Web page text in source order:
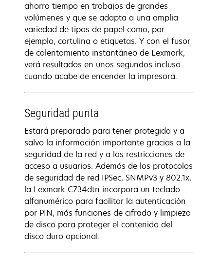
ahorra tiempo en trabajos de grandes
volúmenes y que se adapta a una amplia
variedad de tipos de papel como, por
ejemplo, cartulina o etiquetas. Y con el fusor
de calentamiento instantáneo de Lexmark,
verá resultados en unos segundos incluso
cuando acabe de encender la impresora.
Seguridad punta
Estará preparado para tener protegida y a
salvo la información importante gracias a la
seguridad de la red y a las restricciones de
acceso a usuarios. Además de los protocolos
de seguridad de red IPSec, SNMPv3 y 802.1x,
la Lexmark C734dtn incorpora un teclado
alfanumérico para facilitar la autenticación
por PIN, más funciones de cifrado y limpieza
de disco para proteger el contenido del
disco duro opcional.